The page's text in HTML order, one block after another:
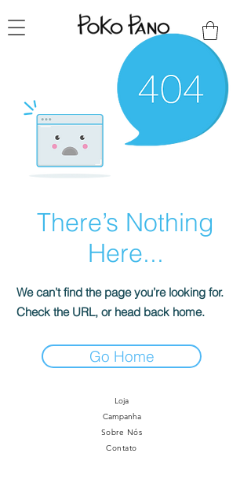
There’s Nothing
Here...
We can’t find the page you’re looking for.
Check the URL, or head back home.
Go Home
Loja
Campanha
Sobre Nós
Contato